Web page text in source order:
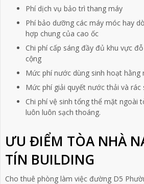
Phí dịch vụ bảo trì thang máy
Phí bảo dưỡng các máy móc hay
hợp chung của cao ốc
Chi phí cấp sáng đầy đủ khu vực
cộng
Mức phí nước dùng sinh hoạt hằng
Mức phí giải quyết nước thải và rác
Chi phí vệ sinh tổng thể mặt ngoài
luôn luôn sạch thoáng.
ƯU ĐIỂM TÒA NHÀ
TÍN BUILDING
Cho thuê phòng làm việc đường D5